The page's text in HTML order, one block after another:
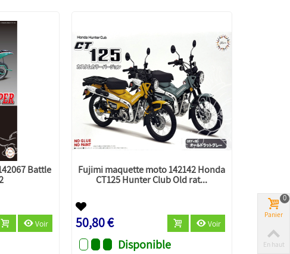
Battle
Voir
Fujimi maquette moto 142142 Honda
CT125 Hunter Club Old rat...
50,80 € Voir
Disponible
Panier
0
En haut